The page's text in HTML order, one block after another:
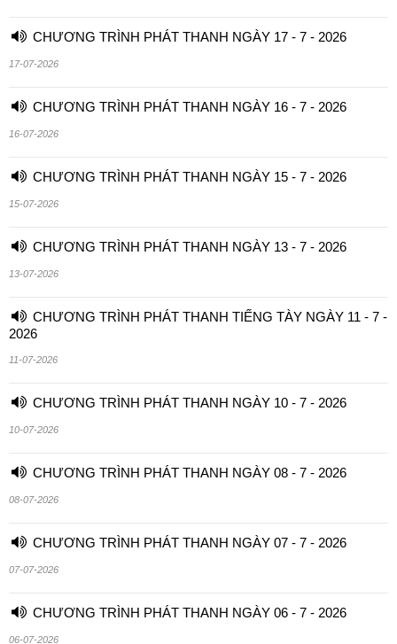
CHƯƠNG TRÌNH PHÁT THANH NGÀY 17 - 7 - 2026
17-07-2026
CHƯƠNG TRÌNH PHÁT THANH NGÀY 16 - 7 - 2026
16-07-2026
CHƯƠNG TRÌNH PHÁT THANH NGÀY 15 - 7 - 2026
15-07-2026
CHƯƠNG TRÌNH PHÁT THANH NGÀY 13 - 7 - 2026
13-07-2026
CHƯƠNG TRÌNH PHÁT THANH TIẾNG TÀY NGÀY 11 - 7 -
2026
11-07-2026
CHƯƠNG TRÌNH PHÁT THANH NGÀY 10 - 7 - 2026
10-07-2026
CHƯƠNG TRÌNH PHÁT THANH NGÀY 08 - 7 - 2026
08-07-2026
CHƯƠNG TRÌNH PHÁT THANH NGÀY 07 - 7 - 2026
07-07-2026
CHƯƠNG TRÌNH PHÁT THANH NGÀY 06 - 7 - 2026
06-07-2026